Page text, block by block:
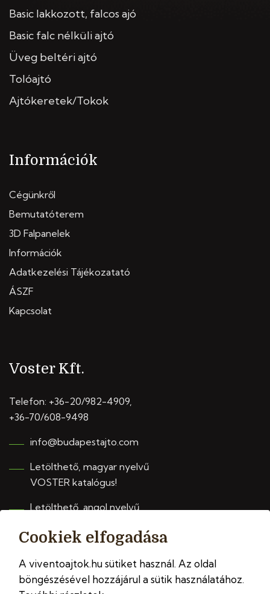
Cookiek elfogadása
A viventoajtok.hu sütiket használ. Az oldal
böngészésével hozzájárul a sütik használatához.
Basic lakkozott, falcos ajó
Basic falc nélküli ajtó
Üveg beltéri ajtó
Tolóajtó
Ajtókeretek/Tokok
Információk
Cégünkről
Bemutatóterem
3D Falpanelek
Információk
Adatkezelési Tájékozatató
ÁSZF
Kapcsolat
Voster Kft.
Telefon: +36-20/982-4909,
+36-70/608-9498
info@budapestajto.com
Letölthető, magyar nyelvű
VOSTER katalógus!
Letölthető, angol nyelvű